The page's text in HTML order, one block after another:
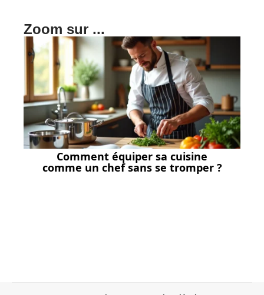
Zoom sur ...
Comment équiper sa cuisine
comme un chef sans se tromper ?